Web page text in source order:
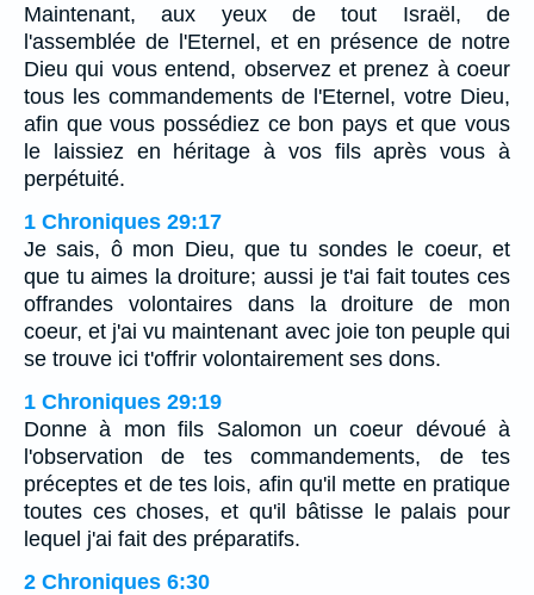
Maintenant, aux yeux de tout Israël, de
l'assemblée de l'Eternel, et en présence de notre
Dieu qui vous entend, observez et prenez à coeur
tous les commandements de l'Eternel, votre Dieu,
afin que vous possédiez ce bon pays et que vous
le laissiez en héritage à vos fils après vous à
perpétuité.
1 Chroniques 29:17
Je sais, ô mon Dieu, que tu sondes le coeur, et
que tu aimes la droiture; aussi je t'ai fait toutes ces
offrandes volontaires dans la droiture de mon
coeur, et j'ai vu maintenant avec joie ton peuple qui
se trouve ici t'offrir volontairement ses dons.
1 Chroniques 29:19
Donne à mon fils Salomon un coeur dévoué à
l'observation de tes commandements, de tes
préceptes et de tes lois, afin qu'il mette en pratique
toutes ces choses, et qu'il bâtisse le palais pour
lequel j'ai fait des préparatifs.
2 Chroniques 6:30